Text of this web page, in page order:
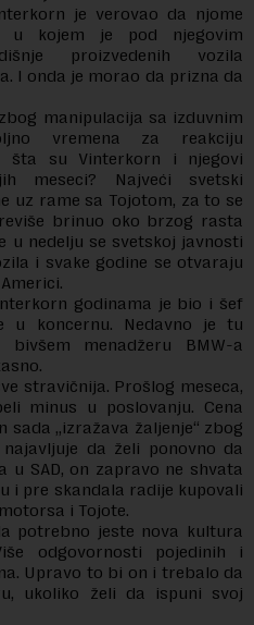
je verovao da njome
kojem je pod njegovim
proizvedenih vozila
I onda je morao da prizna da
manipulacija sa izduvnim
vremena za reakciju
I šta su Vinterkorn i njegovi
meseci? Najveći svetski
uz rame sa Tojotom, za to se
brinuo oko brzog rasta
u nedelju se svetskoj javnosti
i svake godine se otvaraju
godinama je bio i šef
u koncernu. Nedavno je tu
menadžeru BMW-a
stravičnija. Prošlog meseca,
minus u poslovanju. Cena
sada „izražava žaljenje“ zbog
da želi ponovno da
u SAD, on zapravo ne shvata
i pre skandala radije kupovali
i Tojote.
potrebno jeste nova kultura
odgovornosti pojedinih i
Upravo to bi on i trebalo da
ukoliko želi da ispuni svoj